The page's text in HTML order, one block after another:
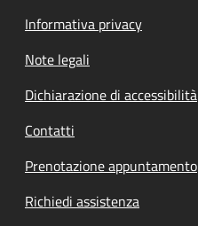
Informativa privacy
Note legali
Dichiarazione di accessibilità
Contatti
Prenotazione appuntamento
Richiedi assistenza